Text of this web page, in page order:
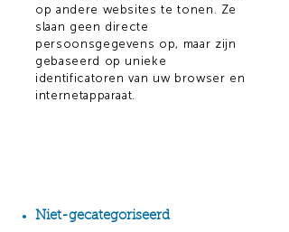
op andere websites te tonen. Ze
slaan geen directe
persoonsgegevens op, maar zijn
gebaseerd op unieke
identificatoren van uw browser en
internetapparaat.
Niet-gecategoriseerd